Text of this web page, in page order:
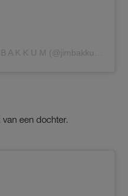
Een bericht gedeeld door J I M B A K K U M (@jimbakkum)
van een dochter.